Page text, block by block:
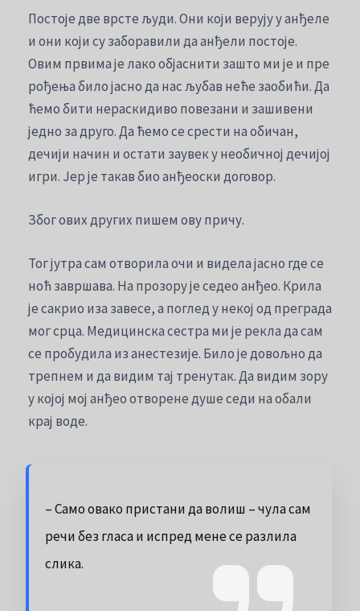
Постоје две врсте људи. Они који верују у анђеле
и они који су заборавили да анђели постоје.
Овим првима је лако објаснити зашто ми је и пре
рођења било јасно да нас љубав неће заобићи. Да
ћемо бити нераскидиво повезани и зашивени
једно за друго. Да ћемо се срести на обичан,
дечији начин и остати заувек у необичној дечијој
игри. Јер је такав био анђеоски договор.
Због ових других пишем ову причу.
Тог јутра сам отворила очи и видела јасно где се
ноћ завршава. На прозору је седео анђео. Крила
је сакрио иза завесе, а поглед у некој од преграда
мог срца. Медицинска сестра ми је рекла да сам
се пробудила из анестезије. Било је довољно да
трепнем и да видим тај тренутак. Да видим зору
у којој мој анђео отворене душе седи на обали
крај воде.
– Само овако пристани да волиш – чула сам
речи без гласа и испред мене се разлила
слика.